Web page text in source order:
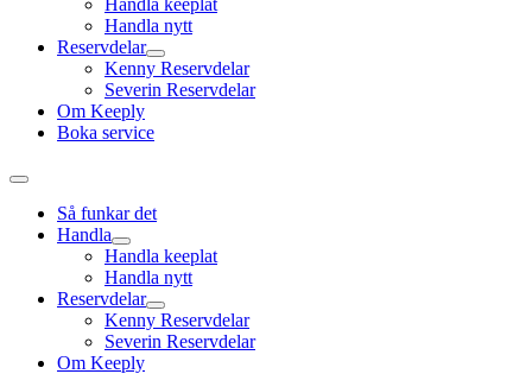
Handla keeplat
Handla nytt
Reservdelar
Kenny Reservdelar
Severin Reservdelar
Om Keeply
Boka service
Så funkar det
Handla
Handla keeplat
Handla nytt
Reservdelar
Kenny Reservdelar
Severin Reservdelar
Om Keeply